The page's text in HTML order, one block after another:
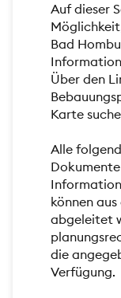
Auf dieser
Bad
Über den
Karte
Alle
können
abgeleitet
die
Verfügung.